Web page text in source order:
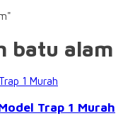
batu alam
Trap 1 Murah